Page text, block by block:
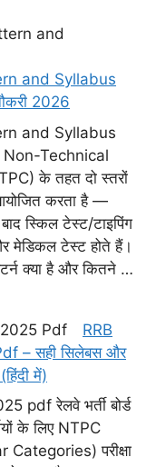
and Syllabus
2026
and Syllabus
Non-Technical
के तहत दो स्तरों
करता है —
स्किल टेस्ट/टाइपिंग
मेडिकल टेस्ट होते हैं।
क्या है और कितने …
RRB
– सही सिलेबस और
में)
pdf रेलवे भर्ती बोर्ड
के लिए NTPC
परीक्षा